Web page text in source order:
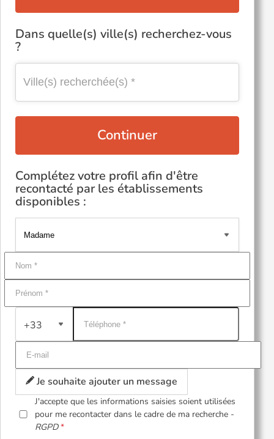
Dans quelle(s) ville(s) recherchez-vous
?
Continuer
Complétez votre profil afin d'être
recontacté par les établissements
disponibles :
+33
Je souhaite ajouter un message
J'accepte que les informations saisies soient utilisées
pour me recontacter dans le cadre de ma recherche -
RGPD